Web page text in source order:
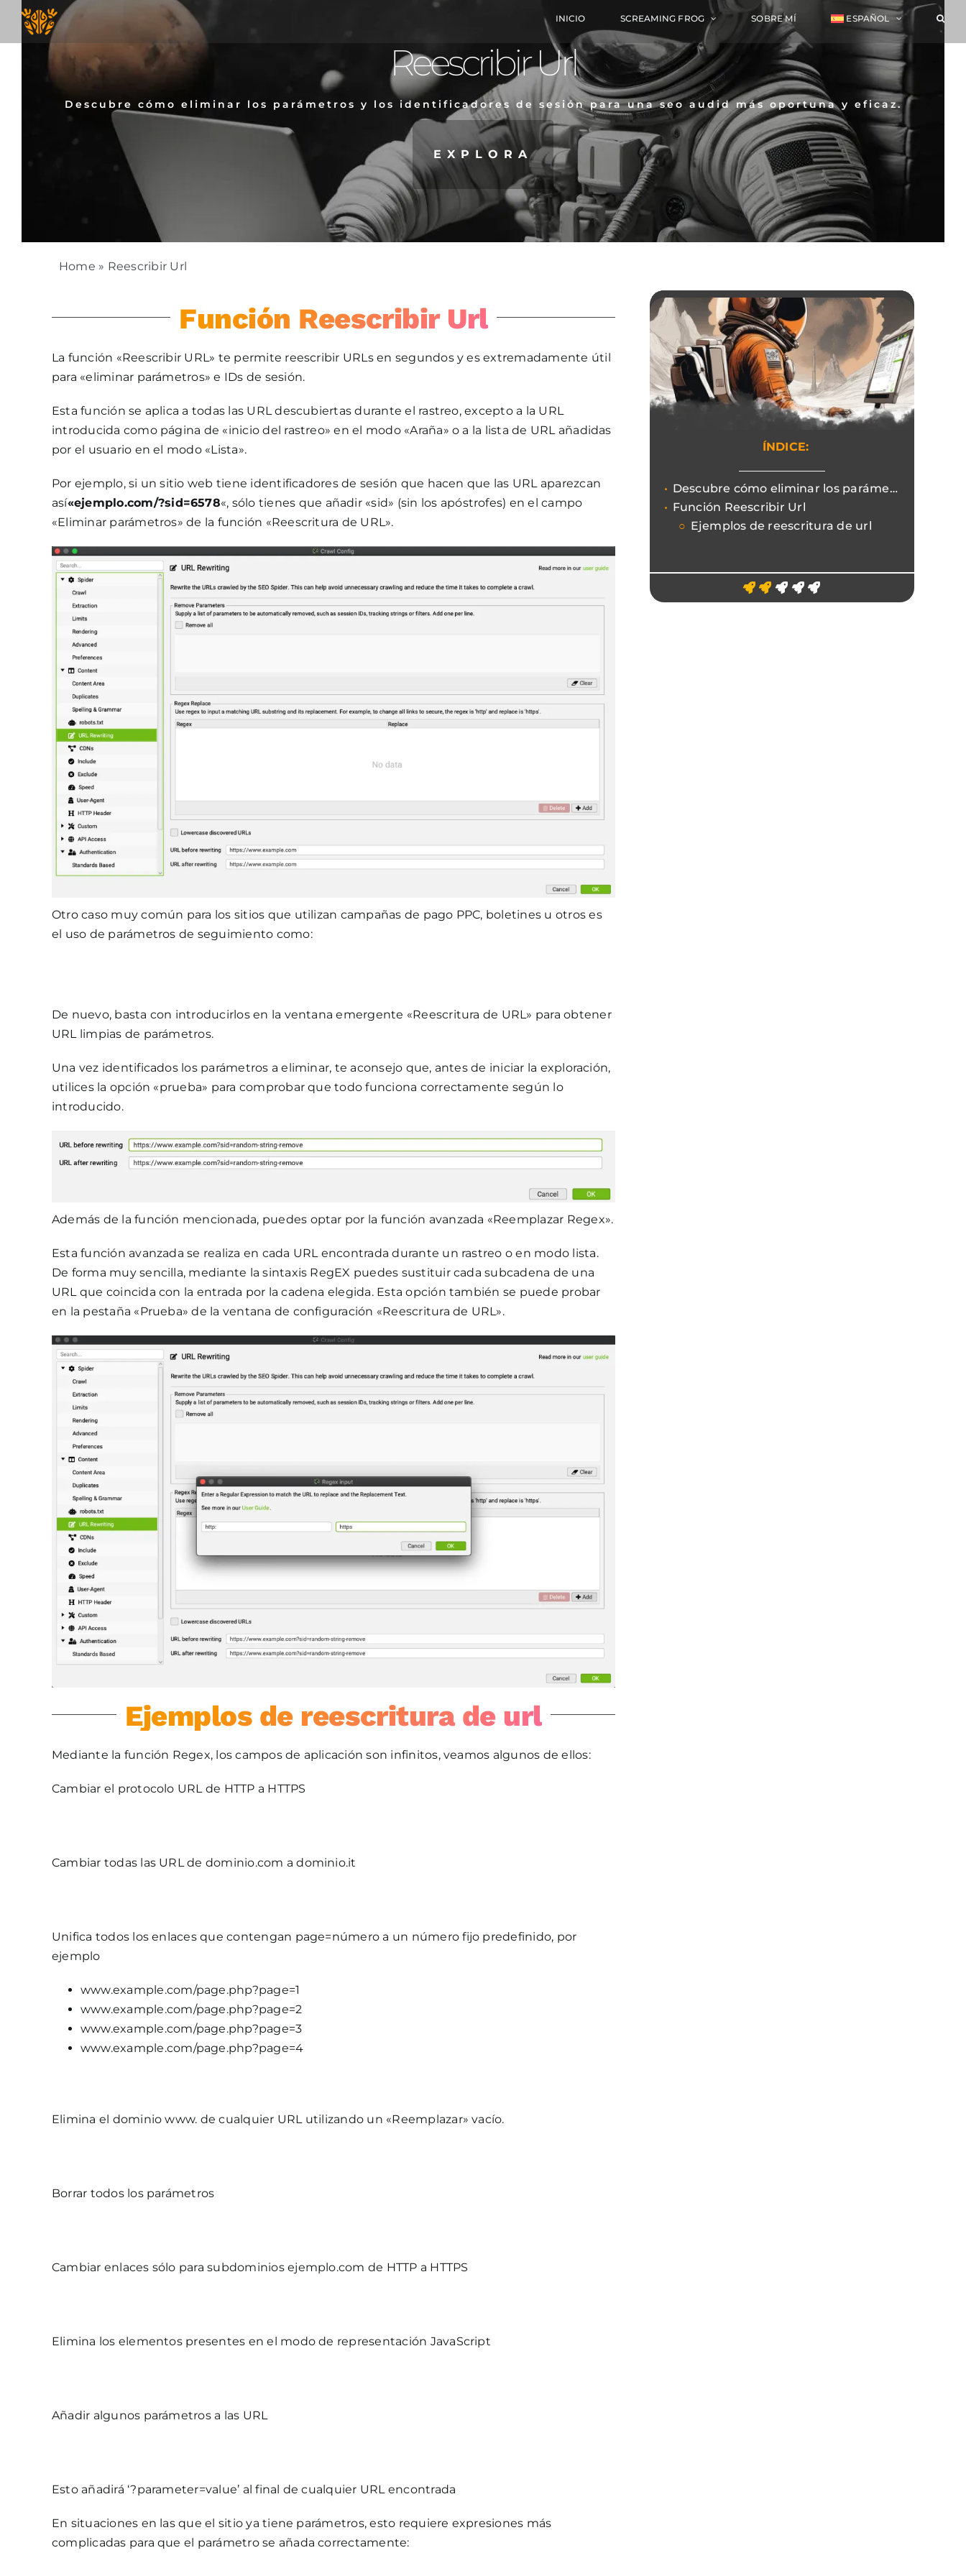
Skip
content
INICIO SCREAMING FROG SOBRE MÍ ESPAÑOL
Reescribir Url
Descubre cómo eliminar los parámetros y los identificadores de sesión para una seo audid más oportuna y eficaz.
EXPLORA
Home » Reescribir Url
Función Reescribir Url
La función «Reescribir URL» te permite reescribir URLs en segundos y es extremadamente útil
para «eliminar parámetros» e IDs de sesión.
Esta función se aplica a todas las URL descubiertas durante el rastreo, excepto a la URL
introducida como página de «inicio del rastreo» en el modo «Araña» o a la lista de URL añadidas
por el usuario en el modo «Lista».
Por ejemplo, si un sitio web tiene identificadores de sesión que hacen que las URL aparezcan
así«ejemplo.com/?sid=6578«, sólo tienes que añadir «sid» (sin los apóstrofes) en el campo
«Eliminar parámetros» de la función «Reescritura de URL».
Otro caso muy común para los sitios que utilizan campañas de pago PPC, boletines u otros es
el uso de parámetros de seguimiento como:
De nuevo, basta con introducirlos en la ventana emergente «Reescritura de URL» para obtener
URL limpias de parámetros.
Una vez identificados los parámetros a eliminar, te aconsejo que, antes de iniciar la exploración,
utilices la opción «prueba» para comprobar que todo funciona correctamente según lo
introducido.
Además de la función mencionada, puedes optar por la función avanzada «Reemplazar Regex».
Esta función avanzada se realiza en cada URL encontrada durante un rastreo o en modo lista.
De forma muy sencilla, mediante la sintaxis RegEX puedes sustituir cada subcadena de una
URL que coincida con la entrada por la cadena elegida. Esta opción también se puede probar
en la pestaña «Prueba» de la ventana de configuración «Reescritura de URL».
Ejemplos de reescritura de url
Mediante la función Regex, los campos de aplicación son infinitos, veamos algunos de ellos:
Cambiar el protocolo URL de HTTP a HTTPS
Cambiar todas las URL de dominio.com a dominio.it
Unifica todos los enlaces que contengan page=número a un número fijo predefinido, por
ejemplo
www.example.com/page.php?page=1
www.example.com/page.php?page=2
www.example.com/page.php?page=3
www.example.com/page.php?page=4
Elimina el dominio www. de cualquier URL utilizando un «Reemplazar» vacío.
Borrar todos los parámetros
Cambiar enlaces sólo para subdominios ejemplo.com de HTTP a HTTPS
Elimina los elementos presentes en el modo de representación JavaScript
Añadir algunos parámetros a las URL
Esto añadirá ‘?parameter=value’ al final de cualquier URL encontrada
En situaciones en las que el sitio ya tiene parámetros, esto requiere expresiones más
complicadas para que el parámetro se añada correctamente:
ÍNDICE:
Descubre cómo eliminar los parámetros y los identificadores de sesión para una seo audid más oportuna y eficaz.
Función Reescribir Url
Ejemplos de reescritura de url